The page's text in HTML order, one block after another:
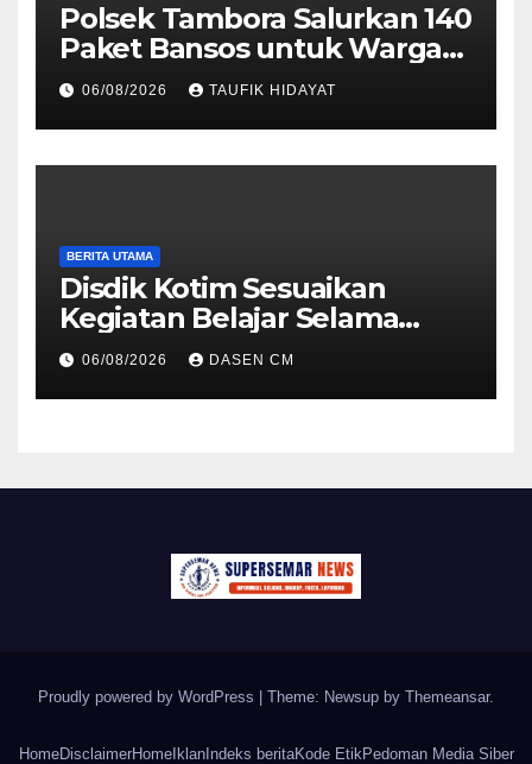
Polsek Tambora Salurkan 140
Paket Bansos untuk Warga
Slum Area, Wujud
Kepedulian Sambut HUT ke-
81 RI
06/08/2026 TAUFIK HIDAYAT
BERITA UTAMA
Disdik Kotim Sesuaikan
Kegiatan Belajar Selama
Musim Kemarau
06/08/2026 DASEN CM
Proudly powered by WordPress | Theme: Newsup by Themeansar.
HomeDisclaimerHomeIklanIndeks beritaKode EtikPedoman Media Siber